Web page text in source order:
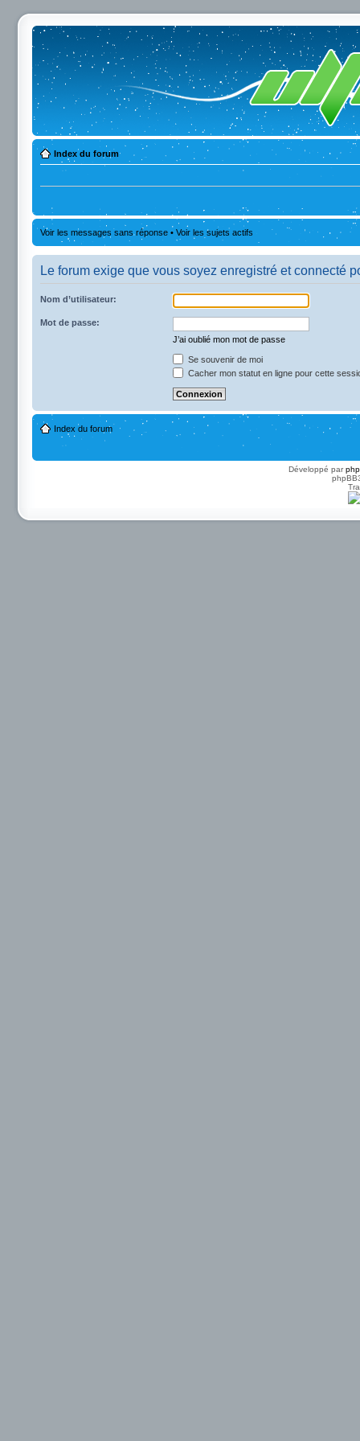
Index du forum
Voir les messages sans réponse • Voir les sujets actifs
Le forum exige que vous soyez enregistré et connecté
Nom d’utilisateur:
Mot de passe:
J’ai oublié mon mot de passe
Se souvenir de moi
Cacher mon statut en ligne pour cette
Index du forum
Développé par